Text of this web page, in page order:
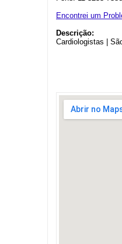
Encontrei um
Descrição:
Cardiologistas |